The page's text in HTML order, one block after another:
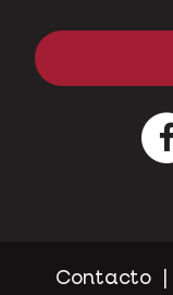
Contacto